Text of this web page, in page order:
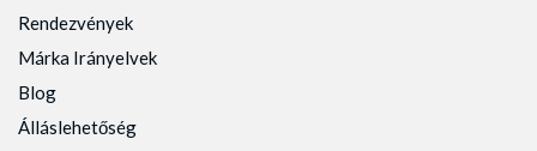
Rendezvények
Márka Irányelvek
Blog
Álláslehetőség